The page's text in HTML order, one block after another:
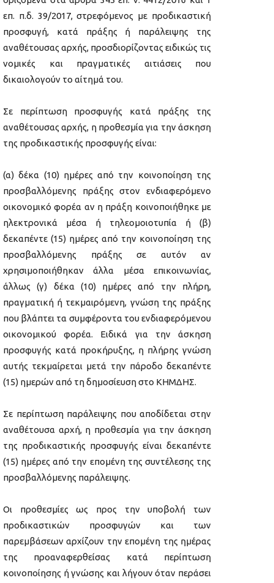
επ. π.δ. 39/2017, στρεφόμενος με προδικαστική
προσφυγή, κατά πράξης ή παράλειψης της
αναθέτουσας αρχής, προσδιορίζοντας ειδικώς τις
νομικές και πραγματικές αιτιάσεις που
δικαιολογούν το αίτημά του.
Σε περίπτωση προσφυγής κατά πράξης της
αναθέτουσας αρχής, η προθεσμία για την άσκηση
της προδικαστικής προσφυγής είναι:
(α) δέκα (10) ημέρες από την κοινοποίηση της
προσβαλλόμενης πράξης στον ενδιαφερόμενο
οικονομικό φορέα αν η πράξη κοινοποιήθηκε με
ηλεκτρονικά μέσα ή τηλεομοιοτυπία ή (β)
δεκαπέντε (15) ημέρες από την κοινοποίηση της
προσβαλλόμενης πράξης σε αυτόν αν
χρησιμοποιήθηκαν άλλα μέσα επικοινωνίας,
άλλως (γ) δέκα (10) ημέρες από την πλήρη,
πραγματική ή τεκμαιρόμενη, γνώση της πράξης
που βλάπτει τα συμφέροντα του ενδιαφερόμενου
οικονομικού φορέα. Ειδικά για την άσκηση
προσφυγής κατά προκήρυξης, η πλήρης γνώση
αυτής τεκμαίρεται μετά την πάροδο δεκαπέντε
(15) ημερών από τη δημοσίευση στο ΚΗΜΔΗΣ.
Σε περίπτωση παράλειψης που αποδίδεται στην
αναθέτουσα αρχή, η προθεσμία για την άσκηση
της προδικαστικής προσφυγής είναι δεκαπέντε
(15) ημέρες από την επομένη της συντέλεσης της
προσβαλλόμενης παράλειψης.
Οι προθεσμίες ως προς την υποβολή των
προδικαστικών προσφυγών και των
παρεμβάσεων αρχίζουν την επομένη της ημέρας
της προαναφερθείσας κατά περίπτωση
κοινοποίησης ή γνώσης και λήγουν όταν περάσει